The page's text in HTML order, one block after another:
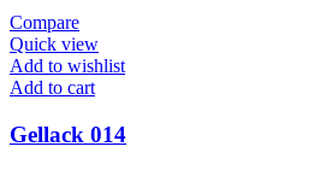
Compare
Quick view
Add to wishlist
Add to cart
Gellack 014